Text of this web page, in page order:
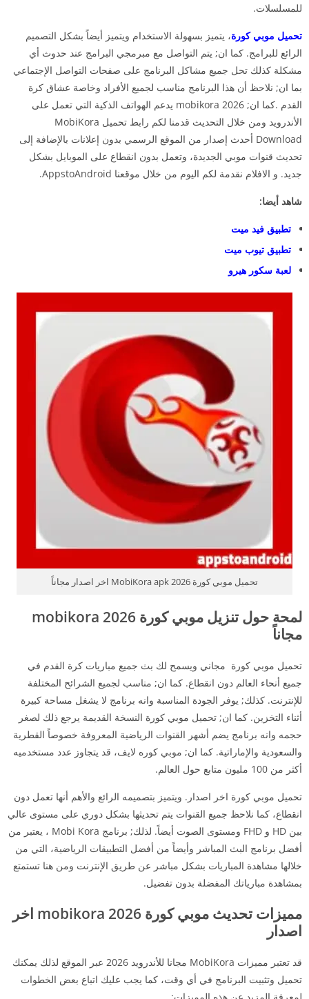
للمسلسلات.
تحميل موبي كورة، يتميز بسهولة الاستخدام ويتميز أيضاً بشكل التصميم
الرائع للبرامج. كما ان; يتم التواصل مع مبرمجي البرامج عند حدوث أي
مشكلة كذلك تحل جميع مشاكل البرنامج على صفحات التواصل الإجتماعي
بما ان; نلاحظ أن هذا البرنامج مناسب لجميع الأفراد وخاصة عشاق كرة
القدم .كما ان; mobikora 2026 يدعم الهواتف الذكية التي تعمل على
الأندرويد ومن خلال التحديث قدمنا لكم رابط تحميل MobiKora
Download أحدث إصدار من الموقع الرسمي بدون إعلانات بالإضافة إلى
تحديث قنوات موبي الجديدة، وتعمل بدون انقطاع على الموبايل بشكل
جديد. و الافلام نقدمة لكم اليوم من خلال موقعنا AppstoAndroid.
شاهد أيضا:
تطبيق فيد ميت
تطبيق تيوب ميت
لعبة سكور هيرو
تحميل موبي كورة 2026 MobiKora apk اخر اصدار مجاناً
لمحة حول تنزيل موبي كورة 2026 mobikora
مجاناً
تحميل موبي كورة مجاني ويسمح لك بث جميع مباريات كرة القدم في
جميع أنحاء العالم دون انقطاع. كما ان; مناسب لجميع الشرائح المختلفة
للإنترنت. كذلك; يوفر الجودة المناسبة وانه برنامج لا يشغل مساحة كبيرة
أثناء التخزين. كما ان; تحميل موبي كورة النسخة القديمة يرجع ذلك لصغر
حجمه وانه برنامج يضم أشهر القنوات الرياضية المعروفة خصوصاً القطرية
والسعودية والإماراتية. كما ان; موبي كوره لايف، قد يتجاوز عدد مستخدميه
أكثر من 100 مليون متابع حول العالم.
تحميل موبي كورة اخر اصدار. ويتميز بتصميمه الرائع والأهم أنها تعمل دون
انقطاع، كما نلاحظ جميع القنوات يتم تحديثها بشكل دوري على مستوى عالي
بين HD و FHD ومستوى الصوت أيضاً. لذلك; برنامج Mobi Kora ، يعتبر من
أفضل برنامج البث المباشر وأيضاً من أفضل التطبيقات الرياضية، التي من
خلالها مشاهدة المباريات بشكل مباشر عن طريق الإنترنت ومن هنا تستمتع
بمشاهدة مبارياتك المفضلة بدون تفضيل.
مميزات تحديث موبي كورة 2026 mobikora اخر
اصدار
قد تعتبر مميزات MobiKora مجانا للأندرويد 2026 عبر الموقع لذلك يمكنك
تحميل وتثبيت البرنامج في أي وقت، كما يجب عليك اتباع بعض الخطوات
لمعرفة المزيد عن هذه المميزات: